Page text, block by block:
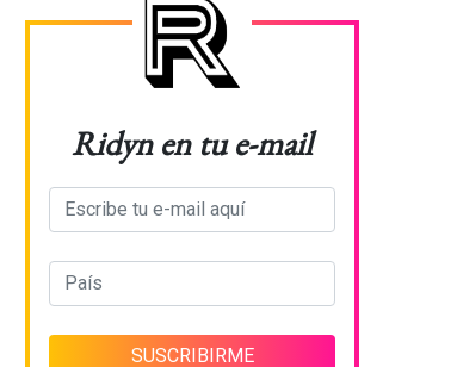
Ridyn en tu e-mail